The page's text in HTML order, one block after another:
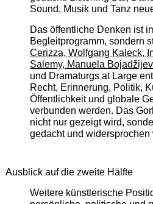
Sound, Musik und Tanz
Das öffentliche Denken ist
Begleitprogramm, sondern
Cerizza, Wolfgang Kaleck,
Salemy, Manuela Bojadžijev
und Dramaturgs at Large
Recht, Erinnerung, Politik,
Öffentlichkeit und globale
verbunden werden. Das
nicht nur gezeigt wird,
gedacht und widersprochen
Ausblick auf die zweite Hälfte
Weitere künstlerische